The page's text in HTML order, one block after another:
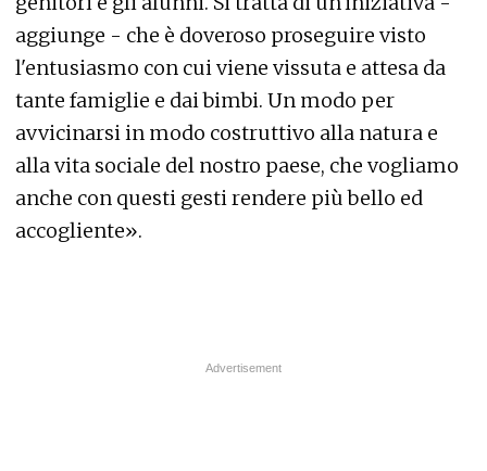
aggiunge - che è doveroso proseguire visto
l'entusiasmo con cui viene vissuta e attesa da
tante famiglie e dai bimbi. Un modo per
avvicinarsi in modo costruttivo alla natura e
alla vita sociale del nostro paese, che vogliamo
anche con questi gesti rendere più bello ed
accogliente».